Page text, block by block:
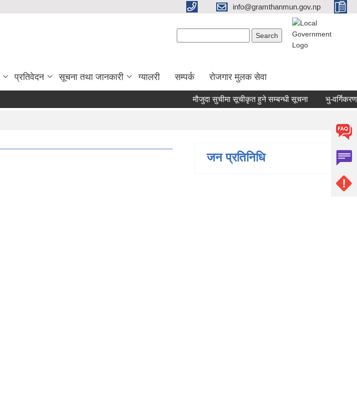
info@gramthanmun.gov.np
प्रतिवेदन सूचना तथा जानकारी ग्यालरी सम्पर्क रोजगार मुलक सेवा
मौजुदा सुचीमा सूचीकृत हुने सम्बन्धी सूचना भु-वर्गिकरण
जन प्रतिनिधि